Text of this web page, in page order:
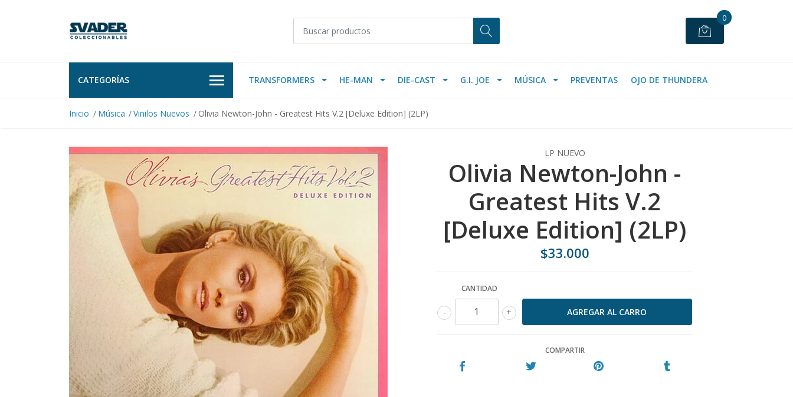
0
CATEGORÍAS TRANSFORMERS HE-MAN DIE-CAST G.I. JOE MÚSICA PREVENTAS OJO DE THUNDERA
Inicio Música Vinilos Nuevos Olivia Newton-John - Greatest Hits V.2 [Deluxe Edition] (2LP)
LP NUEVO
Olivia Newton-John -
Greatest Hits V.2
[Deluxe Edition] (2LP)
$33.000
CANTIDAD
+
-
COMPARTIR